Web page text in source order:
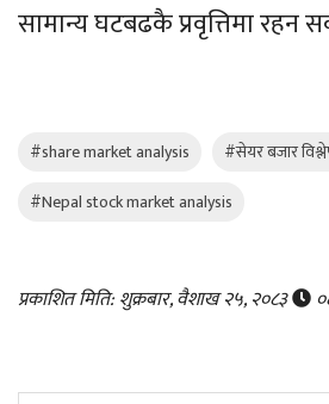
सामान्य घटबढकै प्रवृत्तिमा रहन
#share market analysis
#सेयर बजार
#Nepal stock market analysis
प्रकाशित मिति: शुक्रबार, वैशाख २५, २०८३